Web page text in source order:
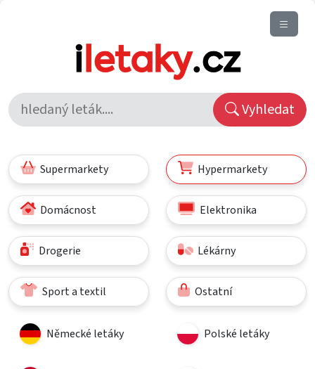
Vyhledat
Supermarkety Hypermarkety
Domácnost Elektronika
Drogerie Lékárny
Sport a textil Ostatní
Německé letáky Polské letáky